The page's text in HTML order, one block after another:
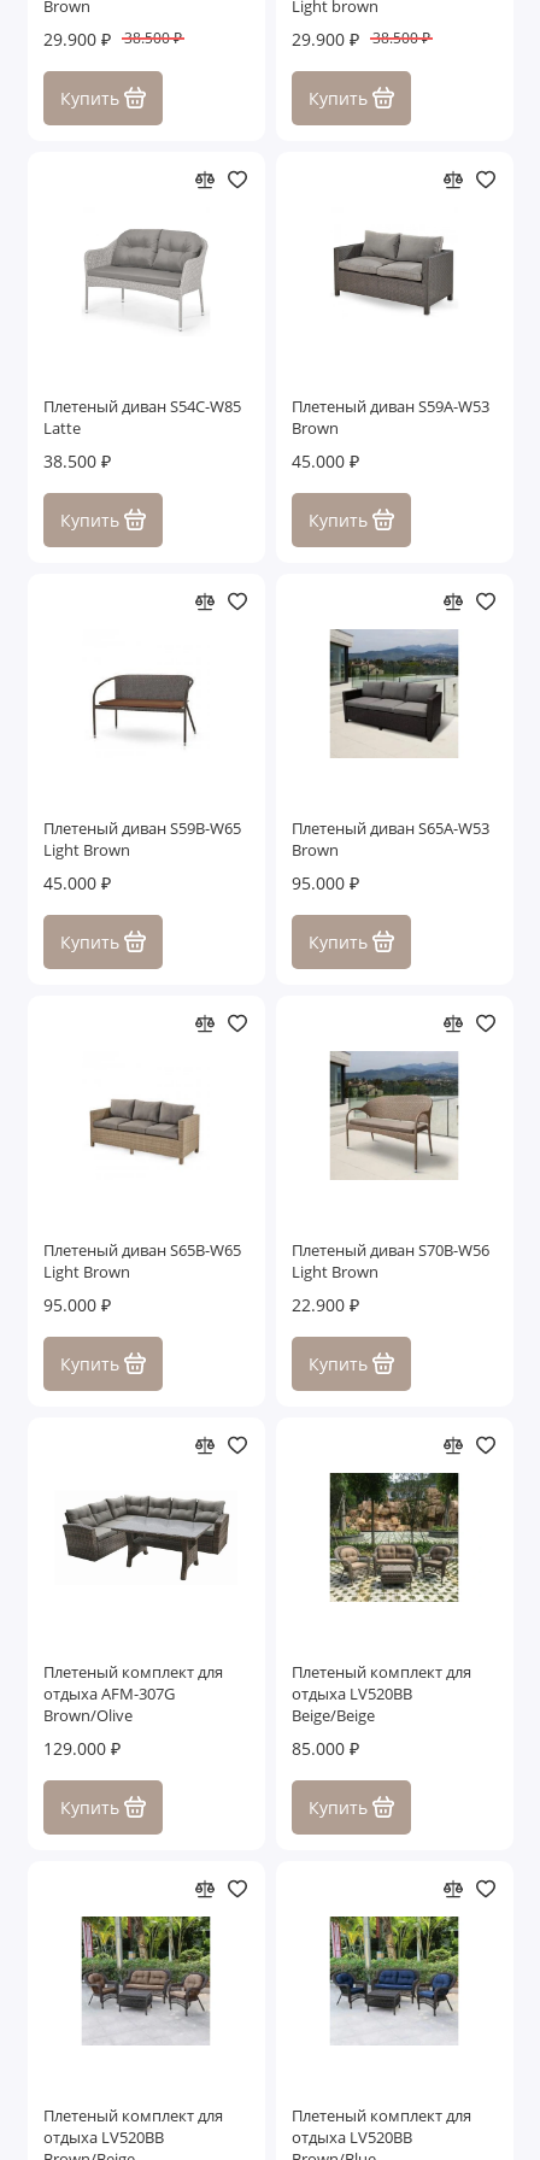
Brown
29.900 ₽ 38.500 ₽
Купить
Light brown
29.900 ₽ 38.500 ₽
Купить
Плетеный диван S54C-W85
Latte
38.500 ₽
Купить
Плетеный диван S59A-W53
Brown
45.000 ₽
Купить
Плетеный диван S59B-W65
Light Brown
45.000 ₽
Купить
Плетеный диван S65A-W53
Brown
95.000 ₽
Купить
Плетеный диван S65B-W65
Light Brown
95.000 ₽
Купить
Плетеный диван S70B-W56
Light Brown
22.900 ₽
Купить
Плетеный комплект для
отдыха AFM-307G
Brown/Olive
129.000 ₽
Купить
Плетеный комплект для
отдыха LV520BB
Beige/Beige
85.000 ₽
Купить
Плетеный комплект для
отдыха LV520BB
Плетеный комплект для
отдыха LV520BB